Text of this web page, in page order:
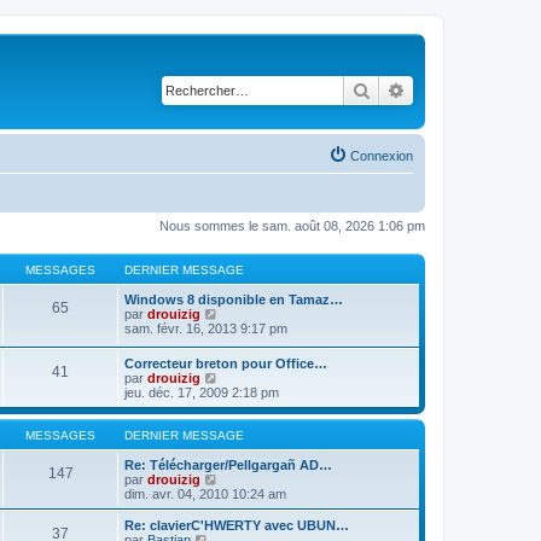
Rechercher
Connexion
Nous sommes le sam. août 08, 2026 1:06 pm
MESSAGES DERNIER MESSAGE
65
Windows 8 disponible en Tamaz…
par drouizig
o
u
l
t
e
r
l
d
e
r
n
i
sam. févr. 16, 2013 9:17 pm
41
Correcteur breton pour Office…
par drouizig
o
n
s
u
l
t
r
l
e
jeu. déc. 17, 2009 2:18 pm
MESSAGES DERNIER MESSAGE
147
Re: Télécharger/Pellgargañ AD…
par drouizig
o
n
s
dim. avr. 04, 2010 10:24 am
37
Re: clavierC'HWERTY avec UBUN…